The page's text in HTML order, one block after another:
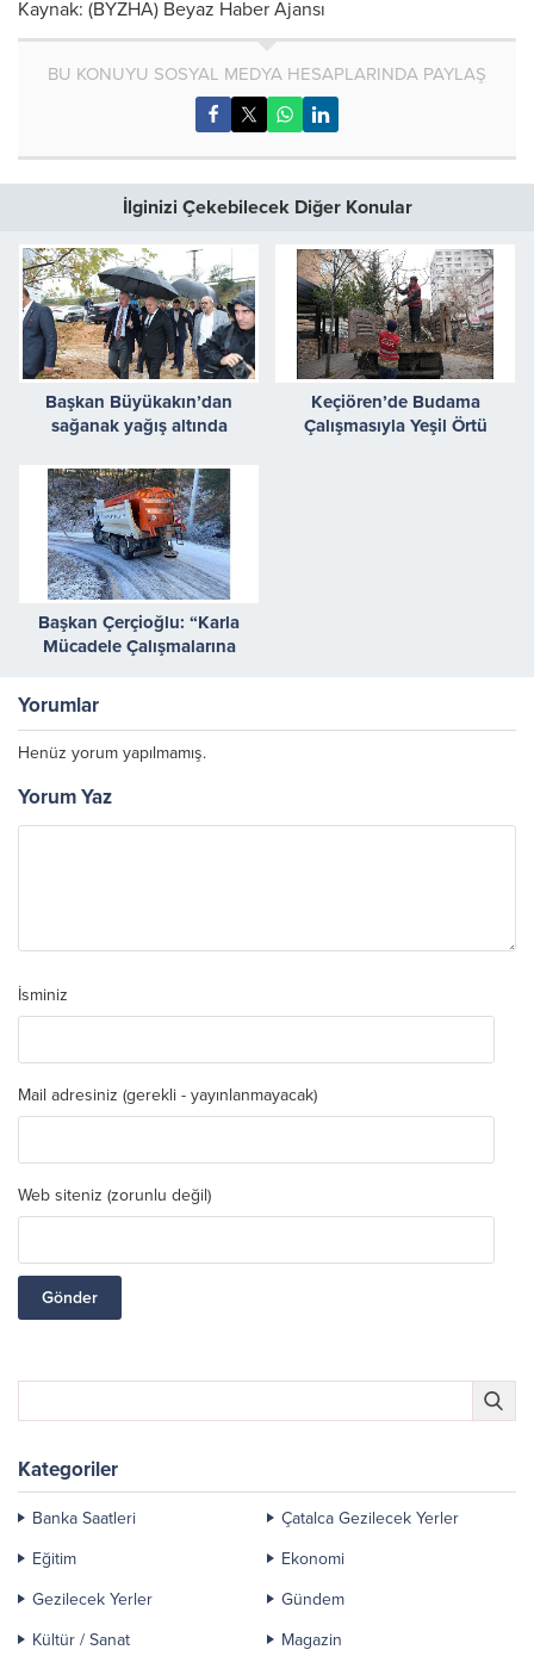
Kaynak: (BYZHA) Beyaz Haber Ajansı
BU KONUYU SOSYAL MEDYA HESAPLARINDA PAYLAŞ
İlginizi Çekebilecek Diğer Konular
Başkan Büyükakın’dan
sağanak yağış altında
Keçiören’de Budama
Çalışmasıyla Yeşil Örtü
Başkan Çerçioğlu: “Karla
Mücadele Çalışmalarına
Yorumlar
Henüz yorum yapılmamış.
Yorum Yaz
İsminiz
Mail adresiniz (gerekli - yayınlanmayacak)
Web siteniz (zorunlu değil)
Kategoriler
Banka Saatleri
Çatalca Gezilecek Yerler
Eğitim
Ekonomi
Gezilecek Yerler
Gündem
Kültür / Sanat
Magazin